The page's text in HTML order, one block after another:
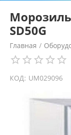
SD50G
Главная /
КОД: UM029096